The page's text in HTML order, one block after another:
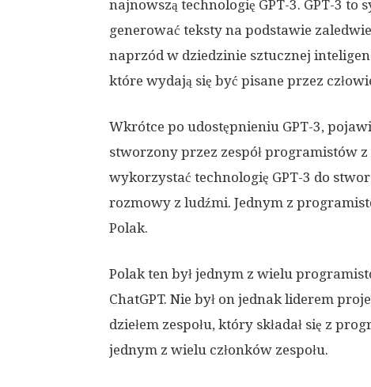
najnowszą technologię GPT-3. GPT-3
generować teksty na podstawie
naprzód w dziedzinie sztucznej
które wydają się być pisane przez
Wkrótce po udostępnieniu GPT-3,
stworzony przez zespół programistów
wykorzystać technologię GPT-3 do
rozmowy z ludźmi. Jednym z
Polak.
Polak ten był jednym z wielu
ChatGPT. Nie był on jednak liderem
dziełem zespołu, który składał się z
jednym z wielu członków zespołu.